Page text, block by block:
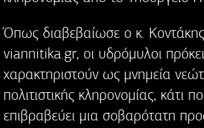
Όπως διαβεβαίωσε ο κ.
viannitika.gr, οι υδρόμυλοι
χαρακτηριστούν ως μνημεία
πολιτιστικής κληρονομίας, κάτι
επιβραβεύει μια σοβαρότατη